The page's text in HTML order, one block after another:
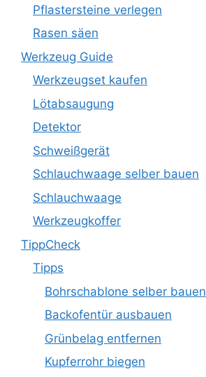
Pflastersteine verlegen
Rasen säen
Werkzeug Guide
Werkzeugset kaufen
Lötabsaugung
Detektor
Schweißgerät
Schlauchwaage selber bauen
Schlauchwaage
Werkzeugkoffer
TippCheck
Tipps
Bohrschablone selber bauen
Backofentür ausbauen
Grünbelag entfernen
Kupferrohr biegen